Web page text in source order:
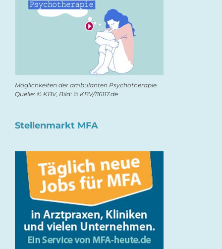
Möglichkeiten der ambulanten Psychotherapie.
Quelle: © KBV, Bild: © KBV/116117.de
Stellenmarkt MFA